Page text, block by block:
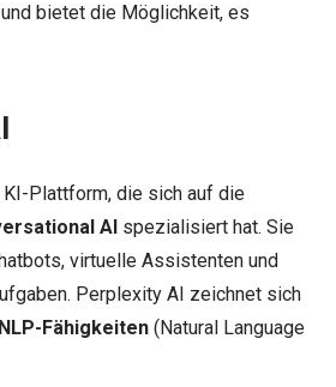
bietet die Möglichkeit, es
Plattform, die sich auf die
AI spezialisiert hat. Sie
virtuelle Assistenten und
Perplexity AI zeichnet sich
NLP-Fähigkeiten (Natural Language